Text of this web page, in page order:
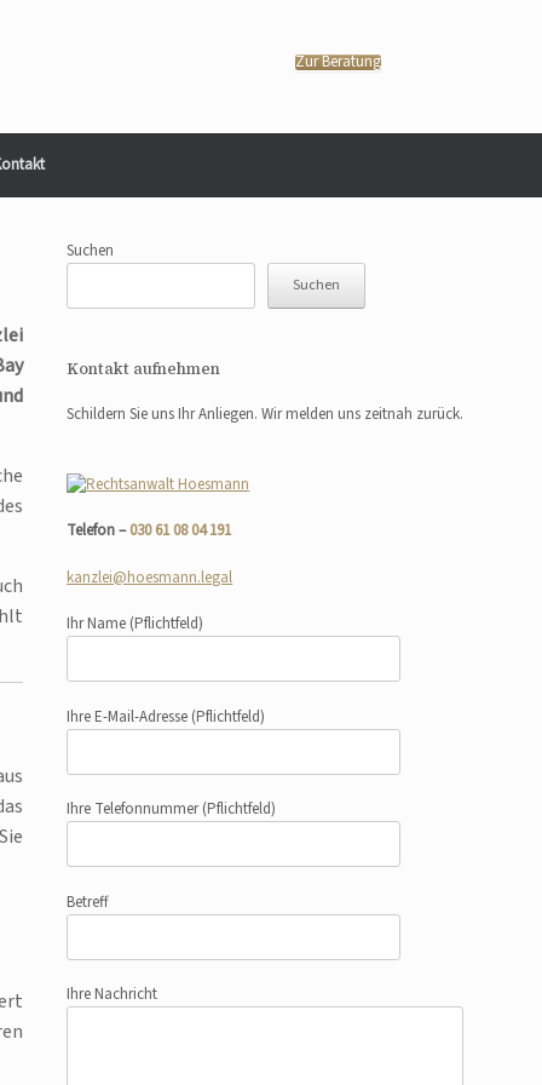
Zur Beratung
Suchen
Suchen
Kontakt aufnehmen
Schildern Sie uns Ihr Anliegen. Wir melden uns zeitnah zurück.
Telefon –030 61 08 04 191
kanzlei@hoesmann.legal
Ihr Name (Pflichtfeld)
Ihre E-Mail-Adresse (Pflichtfeld)
Ihre Telefonnummer(Pflichtfeld)
Betreff
Ihre Nachricht